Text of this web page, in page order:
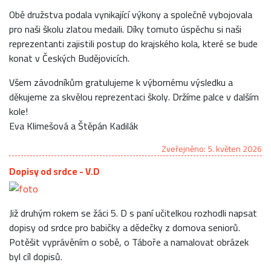
Obě družstva podala vynikající výkony a společně vybojovala
pro naši školu zlatou medaili. Díky tomuto úspěchu si naši
reprezentanti zajistili postup do krajského kola, které se bude
konat v Českých Budějovicích.
Všem závodníkům gratulujeme k výbornému výsledku a
děkujeme za skvělou reprezentaci školy. Držíme palce v dalším
kole!
Eva Klimešová a Štěpán Kadilák
Zveřejněno: 5. květen 2026
Dopisy od srdce - V.D
Již druhým rokem se žáci 5. D s paní učitelkou rozhodli napsat
dopisy od srdce pro babičky a dědečky z domova seniorů.
Potěšit vyprávěním o sobě, o Táboře a namalovat obrázek
byl cíl dopisů.